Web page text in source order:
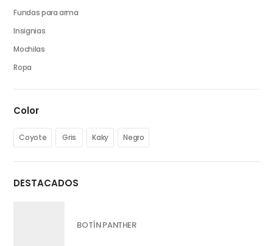
Fundas para arma
Insignias
Mochilas
Ropa
Color
Coyote Gris Kaky Negro
DESTACADOS
BOTÍN PANTHER